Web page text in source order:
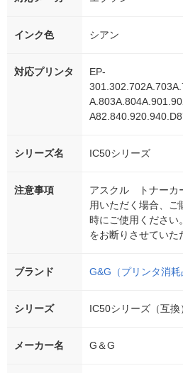
インク色 シアン
対応プリンタ
EP-
シリーズ名 IC50シリーズ
注意事項
アスクル トナーカ
用いただく場合、ご
時にご使用ください
をお断りさせていた
ブランド G&G（プリンタ消耗
シリーズ IC50シリーズ（互換
メーカー名 G＆G